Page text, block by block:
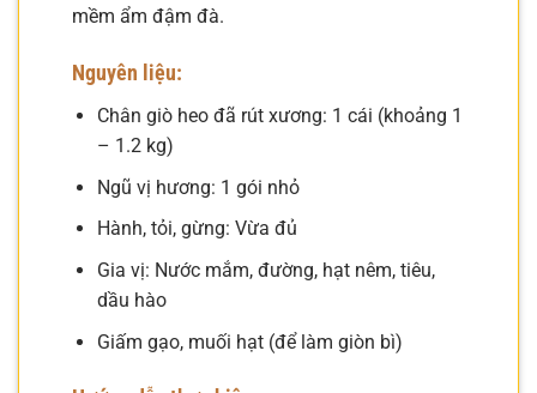
mềm ẩm đậm đà.
Nguyên liệu:
Chân giò heo đã rút xương: 1 cái (khoảng 1
– 1.2 kg)
Ngũ vị hương: 1 gói nhỏ
Hành, tỏi, gừng: Vừa đủ
Gia vị: Nước mắm, đường, hạt nêm, tiêu,
dầu hào
Giấm gạo, muối hạt (để làm giòn bì)